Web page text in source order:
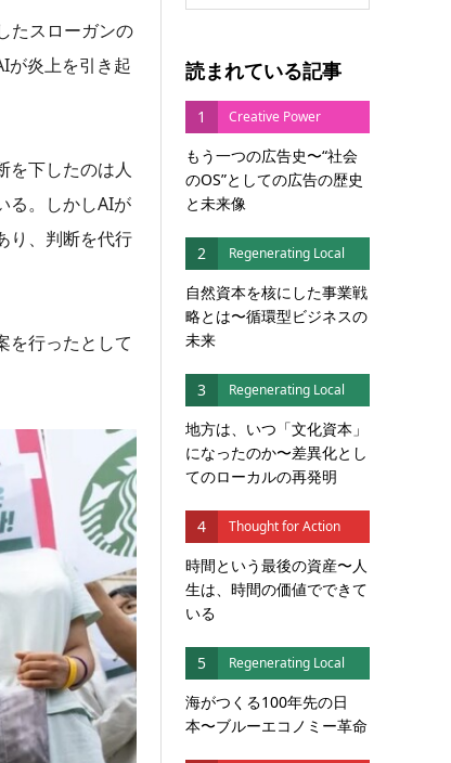
たスローガンの
が炎上を引き起
を下したのは人
る。しかしAIが
り、判断を代行
を行ったとして
読まれている記事
1 Creative Power
もう一つの広告史〜“社会
のOS”としての広告の歴史
と未来像
2 Regenerating Local
自然資本を核にした事業戦
略とは〜循環型ビジネスの
未来
3 Regenerating Local
地方は、いつ「文化資本」
になったのか〜差異化とし
てのローカルの再発明
4 Thought for Action
時間という最後の資産〜人
生は、時間の価値でできて
いる
5 Regenerating Local
海がつくる100年先の日
本〜ブルーエコノミー革命